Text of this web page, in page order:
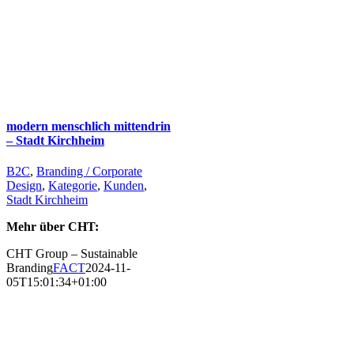
modern menschlich mittendrin
– Stadt Kirchheim
B2C, Branding / Corporate
Design, Kategorie, Kunden,
Stadt Kirchheim
Mehr über CHT:
CHT Group – Sustainable
BrandingFACT2024-11-
05T15:01:34+01:00